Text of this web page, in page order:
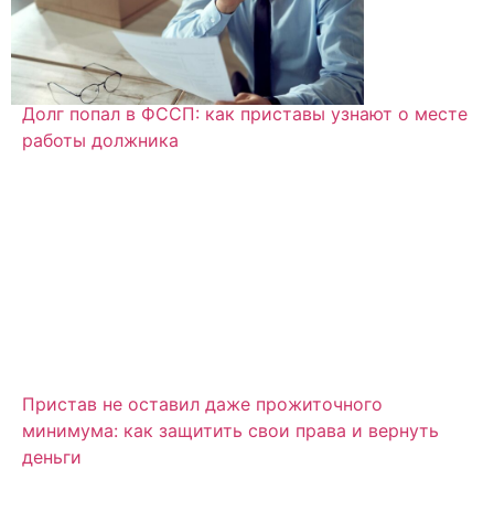
Долг попал в ФССП: как приставы узнают о месте
работы должника
Пристав не оставил даже прожиточного
минимума: как защитить свои права и вернуть
деньги